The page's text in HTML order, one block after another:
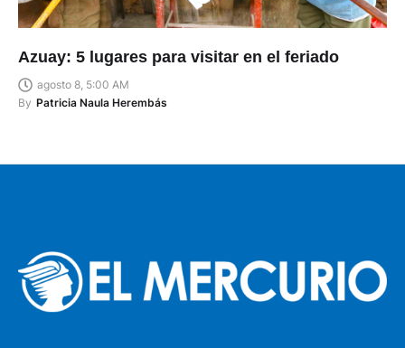
Azuay: 5 lugares para visitar en el feriado
agosto 8, 5:00 AM
By Patricia Naula Herembás